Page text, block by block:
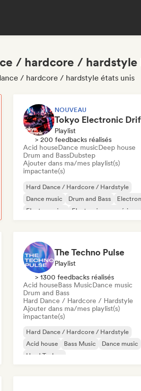
/ hardcore / hardstyle
/ hardcore / hardstyle états unis
NOUVEAU
Playlist
> 200 feedbacks réalisés
Acid houseDance musicDeep house
Drum and BassDubstep
Ajouter dans ma/mes playlist(s)
impactante(s)
Hard Dance / Hardcore / Hardstyle
Dance music
Drum and Bass
Electro swing
Electronique
The Techno Pulse
Playlist
> 1300 feedbacks réalisés
Acid houseBass MusicDance music
Drum and Bass
Hard Dance / Hardcore / Hardstyle
Ajouter dans ma/mes playlist(s)
impactante(s)
Hard Dance / Hardcore / Hardstyle
Acid house
Bass Music
Dance music
Hard Techno